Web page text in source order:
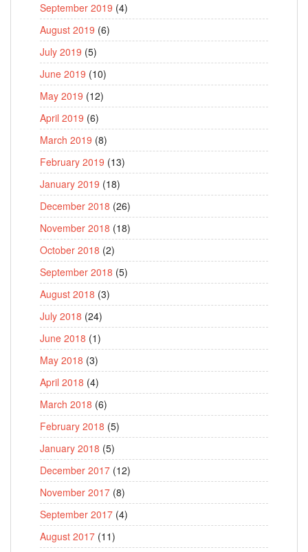
September 2019 (4)
August 2019 (6)
July 2019 (5)
June 2019 (10)
May 2019 (12)
April 2019 (6)
March 2019 (8)
February 2019 (13)
January 2019 (18)
December 2018 (26)
November 2018 (18)
October 2018 (2)
September 2018 (5)
August 2018 (3)
July 2018 (24)
June 2018 (1)
May 2018 (3)
April 2018 (4)
March 2018 (6)
February 2018 (5)
January 2018 (5)
December 2017 (12)
November 2017 (8)
September 2017 (4)
August 2017 (11)